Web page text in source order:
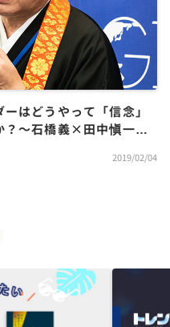
はどうやって「信念」
？～石橋義×田中愼一×
2019/02/04